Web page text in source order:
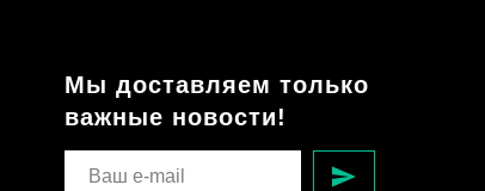
Мы доставляем только
важные новости!